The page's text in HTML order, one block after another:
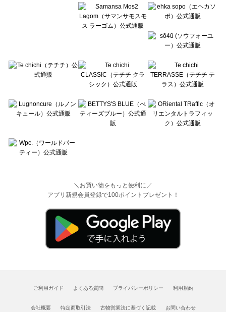
＼お買い物をもっと便利に／
アプリ新規会員登録で100ポイントプレゼント！
ご利用ガイド よくある質問 プライバシーポリシー 利用規約
会社概要 特定商取引法 古物営業法に基づく記載 お問い合わせ